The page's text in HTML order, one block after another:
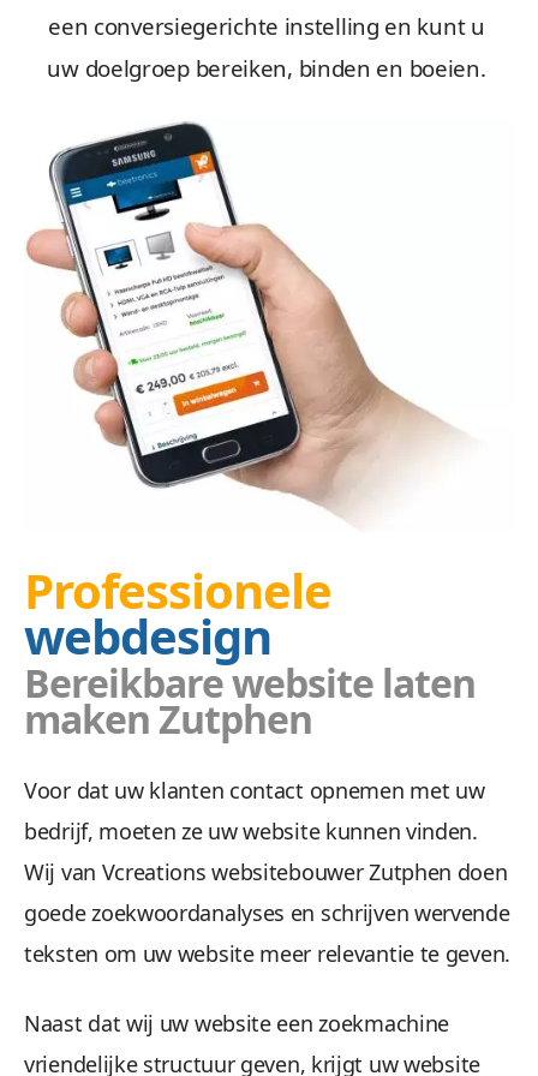
een conversiegerichte instelling en kunt u
uw doelgroep bereiken, binden en boeien.
Professionele
webdesign
Bereikbare website laten
maken Zutphen
Voor dat uw klanten contact opnemen met uw
bedrijf, moeten ze uw website kunnen vinden.
Wij van Vcreations websitebouwer Zutphen doen
goede zoekwoordanalyses en schrijven wervende
teksten om uw website meer relevantie te geven.
Naast dat wij uw website een zoekmachine
vriendelijke structuur geven, krijgt uw website
Wij zetten uw doelgroep aan tot actie met
Veilig &